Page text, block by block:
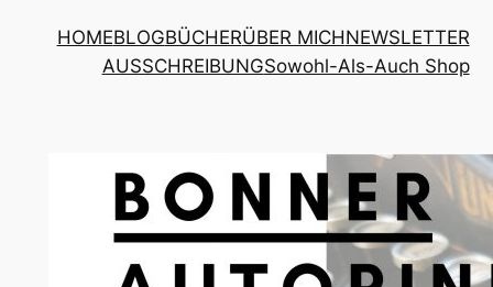
HOMEBLOGBÜCHERÜBER MICHNEWSLETTER
AUSSCHREIBUNGSowohl-Als-Auch Shop